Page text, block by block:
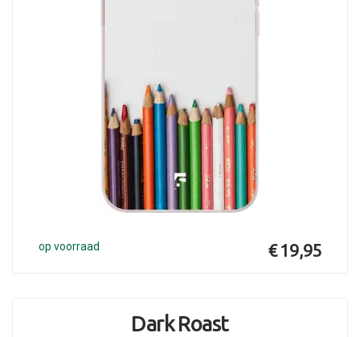
op voorraad € 19,95
Dark Roast